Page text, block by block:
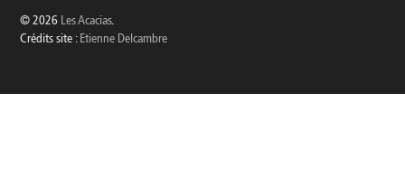
© 2026 Les Acacias.
Crédits site : Etienne Delcambre